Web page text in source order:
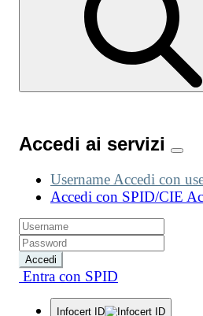
Accedi ai servizi
Username Accedi con
Accedi con SPID/CIE
Accedi
Entra con SPID
Infocert ID